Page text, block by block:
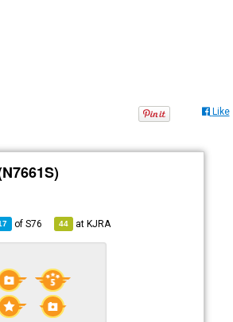
Like
ofS76 44 atKJRA